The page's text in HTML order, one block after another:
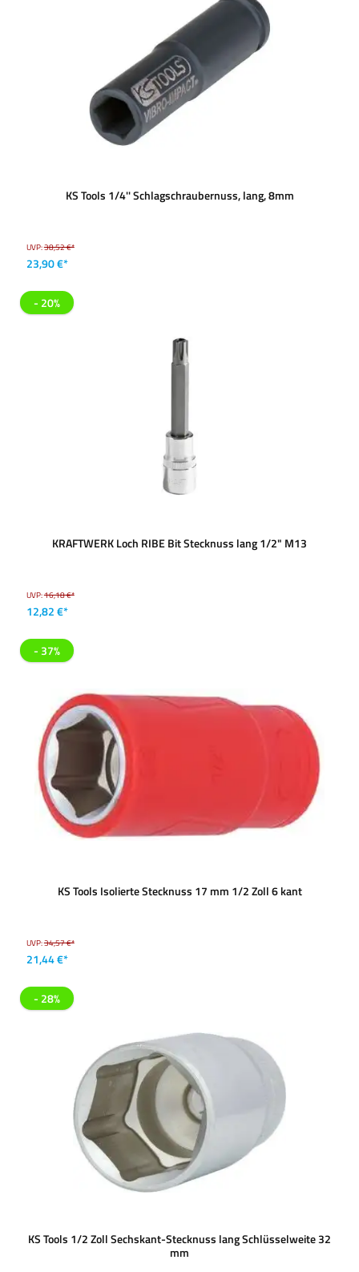
KS Tools 1/4'' Schlagschraubernuss, lang, 8mm
UVP:38,52 €*
23,90 €*
- 20%
KRAFTWERK Loch RIBE Bit Stecknuss lang 1/2" M13
UVP:16,18 €*
12,82 €*
- 37%
KS Tools Isolierte Stecknuss 17 mm 1/2 Zoll 6 kant
UVP:34,57 €*
21,44 €*
- 28%
KS Tools 1/2 Zoll Sechskant-Stecknuss lang Schlüsselweite 32
mm